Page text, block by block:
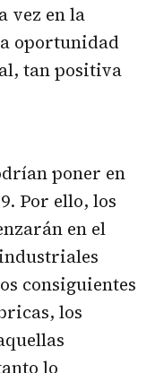
vez en la
oportunidad
tan positiva
poner en
Por ello, los
en el
consiguientes
los
lo